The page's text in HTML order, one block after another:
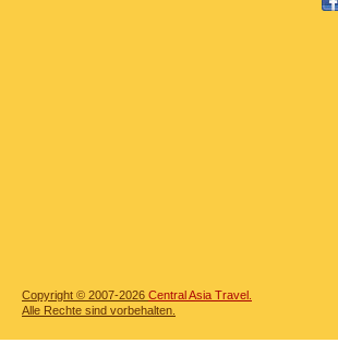
Copyright © 2007-2026 Central Asia Travel.
Alle Rechte sind vorbehalten.